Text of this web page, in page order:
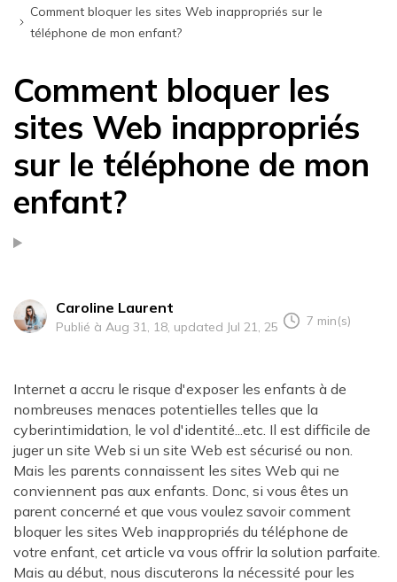
Comment bloquer les sites Web inappropriés sur le
téléphone de mon enfant?
Comment bloquer les
sites Web inappropriés
sur le téléphone de mon
enfant?
Caroline Laurent
Publié à Aug 31, 18, updated Jul 21, 25 7 min(s)
Internet a accru le risque d'exposer les enfants à de
nombreuses menaces potentielles telles que la
cyberintimidation, le vol d'identité...etc. Il est difficile de
juger un site Web si un site Web est sécurisé ou non.
Mais les parents connaissent les sites Web qui ne
conviennent pas aux enfants. Donc, si vous êtes un
parent concerné et que vous voulez savoir comment
bloquer les sites Web inappropriés du téléphone de
votre enfant, cet article va vous offrir la solution parfaite.
Mais au début, nous discuterons la nécessité pour les